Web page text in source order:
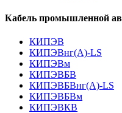
Кабель промышленной
КИПЭВ
КИПЭВнг(А)-LS
КИПЭВм
КИПЭВБВ
КИПЭВБВнг(А)-LS
КИПЭВБВм
КИПЭВКВ